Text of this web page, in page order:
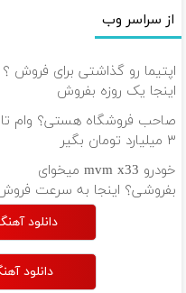
از سراسر وب
اپتیما رو گذاشتی برای فروش ؟
اینجا یک روزه بفروش
صاحب فروشگاه هستی؟ وام تا
۳ میلیارد تومان بگیر
خودرو mvm x33 میخوای
بفروشی؟ اینجا به سرعت
دانلود
دانلود